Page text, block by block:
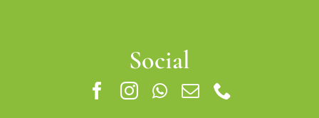
Social